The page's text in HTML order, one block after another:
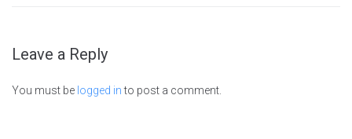
Leave a Reply
You must be logged into post a comment.